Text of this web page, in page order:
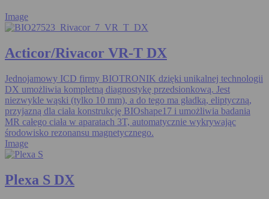
Image
Acticor/Rivacor VR-T DX
Jednojamowy ICD firmy BIOTRONIK dzięki unikalnej technologii
DX umożliwia kompletną diagnostykę przedsionkową. Jest
niezwykle wąski (tylko 10 mm), a do tego ma gładką, eliptyczną,
przyjazną dla ciała konstrukcję BIOshape17 i umożliwia badania
MR całego ciała w aparatach 3T, automatycznie wykrywając
środowisko rezonansu magnetycznego.
Image
Plexa S DX